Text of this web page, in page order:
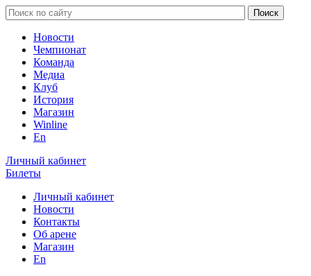
Новости
Чемпионат
Команда
Медиа
Клуб
История
Магазин
Winline
En
Личный кабинет
Билеты
Личный кабинет
Новости
Контакты
Об арене
Магазин
En